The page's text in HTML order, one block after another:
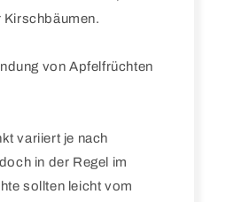
Kirschbäumen.
von Apfelfrüchten
variiert je nach
in der Regel im
sollten leicht vom